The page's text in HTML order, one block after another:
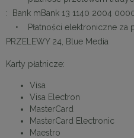
: Bank mBank 13 1140 2004
• Płatności elektroniczne za
PRZELEWY 24, Blue Media
Karty płatnicze:
Visa
Visa Electron
MasterCard
MasterCard Electronic
Maestro